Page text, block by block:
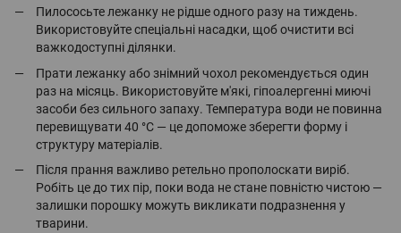
Пилососьте лежанку не рідше одного разу на тиждень.
Використовуйте спеціальні насадки, щоб очистити всі
важкодоступні ділянки.
Прати лежанку або знімний чохол рекомендується один
раз на місяць. Використовуйте м'які, гіпоалергенні миючі
засоби без сильного запаху. Температура води не повинна
перевищувати 40 °C — це допоможе зберегти форму і
структуру матеріалів.
Після прання важливо ретельно прополоскати виріб.
Робіть це до тих пір, поки вода не стане повністю чистою —
залишки порошку можуть викликати подразнення у
тварини.